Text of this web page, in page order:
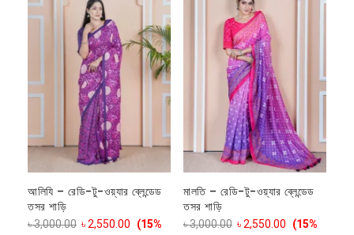
আলিযি – রেডি-টু-ওয়্যার ব্লেন্ডেড
তসর শাড়ি
৳3,000.00 ৳ 2,550.00
(15%
মালতি – রেডি-টু-ওয়্যার ব্লেন্ডেড
তসর শাড়ি
৳3,000.00 ৳ 2,550.00
(15%